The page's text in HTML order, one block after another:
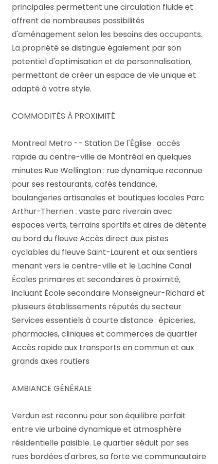
principales permettent une circulation fluide et
offrent de nombreuses possibilités
d'aménagement selon les besoins des occupants.
La propriété se distingue également par son
potentiel d'optimisation et de personnalisation,
permettant de créer un espace de vie unique et
adapté à votre style.
COMMODITÉS À PROXIMITÉ
Montreal Metro -- Station De l'Église : accès
rapide au centre-ville de Montréal en quelques
minutes Rue Wellington : rue dynamique reconnue
pour ses restaurants, cafés tendance,
boulangeries artisanales et boutiques locales Parc
Arthur-Therrien : vaste parc riverain avec
espaces verts, terrains sportifs et aires de détente
au bord du fleuve Accès direct aux pistes
cyclables du fleuve Saint-Laurent et aux sentiers
menant vers le centre-ville et le Lachine Canal
Écoles primaires et secondaires à proximité,
incluant École secondaire Monseigneur-Richard et
plusieurs établissements réputés du secteur
Services essentiels à courte distance : épiceries,
pharmacies, cliniques et commerces de quartier
Accès rapide aux transports en commun et aux
grands axes routiers
AMBIANCE GÉNÉRALE
Verdun est reconnu pour son équilibre parfait
entre vie urbaine dynamique et atmosphère
résidentielle paisible. Le quartier séduit par ses
rues bordées d'arbres, sa forte vie communautaire